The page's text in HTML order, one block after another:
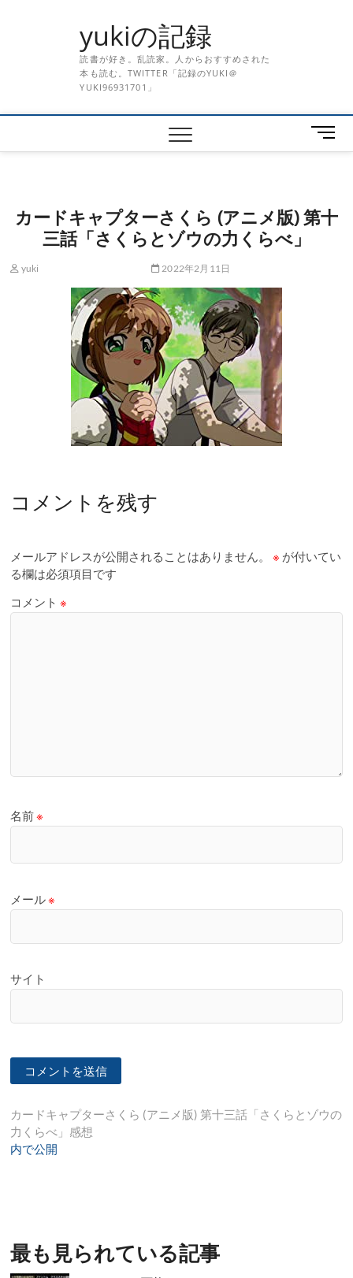
yukiの記録
読書が好き。乱読家。人からおすすめされた
本も読む。TWITTER「記録のYUKI＠
YUKI96931701」
メ
ニ
タ
カードキャプターさくら (アニメ版) 第十
三話「さくらとゾウの力くらべ」
yuki 2022年2月11日
コメントを残す
メールアドレスが公開されることはありません。 ※ が付いてい
る欄は必須項目です
コメント※
名前※
メール※
サイト
投
稿
ー
シ
カードキャプターさくら (アニメ版) 第十三話「さくらとゾウの
力くらべ」感想
内で公開
最も見られている記事